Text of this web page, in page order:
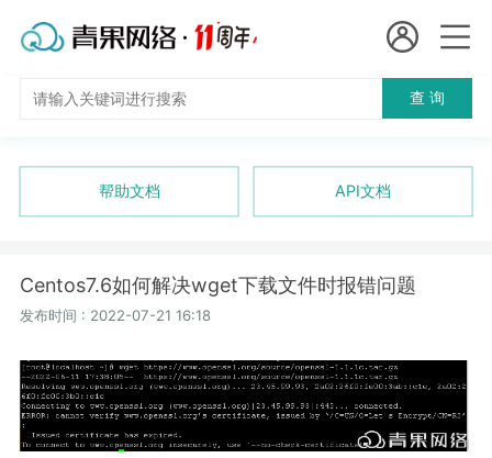
国
短效代理
隧道代理
独享代理
进入控制台
退出
查 询
帮助文档 API文档
Centos7.6如何解决wget下载文件时报错问题
发布时间 : 2022-07-21 16:18